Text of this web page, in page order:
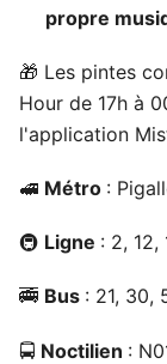
propre
🎁 Les pintes
Hour de 17h à
l'application
🚅 Métro :
🚇 Ligne : 2, 12,
🚎 Bus : 21, 30,
🚍 Noctilien :